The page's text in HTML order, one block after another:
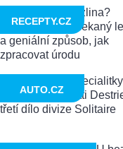
RECEPTY.CZ
AUTO.CZ